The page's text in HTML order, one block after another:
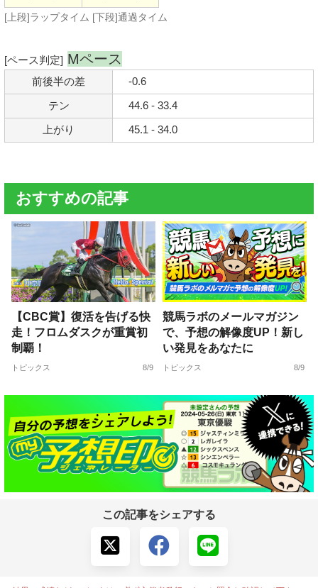
[上段]ラップタイム [下段]通過タイム
[ペース判定] Mペース
前後半の差 -0.6
テン 44.6 - 33.4
上がり 45.1 - 34.0
おすすめの記事
【CBC賞】復活を告げる快
走！フロムダスクが重賞初
制覇！
トピックス 8/9
競馬ラボのメールマガジン
で、予想の解像度UP！新し
い発見をあなたに
トピックス 8/9
この記事をシェアする